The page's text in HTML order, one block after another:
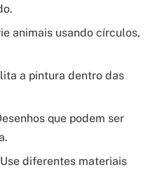
animais usando círculos,
a pintura dentro das
que podem ser
Use diferentes materiais